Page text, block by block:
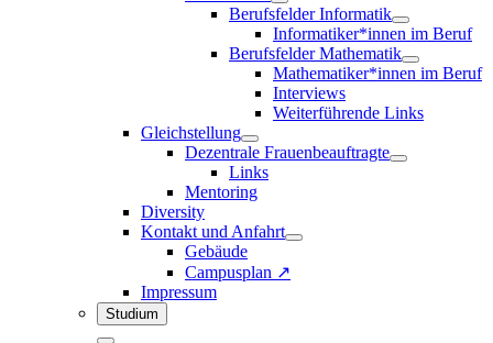
Berufsfelder Informatik
Informatiker*innen im Beruf
Berufsfelder Mathematik
Mathematiker*innen im Beruf
Interviews
Weiterführende Links
Gleichstellung
Dezentrale Frauenbeauftragte
Links
Mentoring
Diversity
Kontakt und Anfahrt
Gebäude
Campusplan ↗
Impressum
Studium